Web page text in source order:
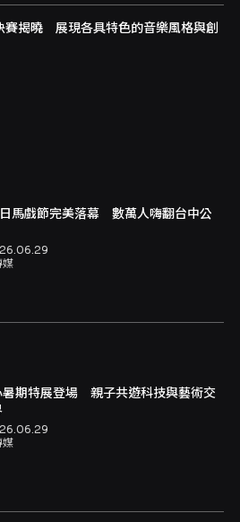
賽揭曉 展現各具特色的音樂風格與創
馬戲節完美落幕 數萬人嗨翻台中公
媒
暑期特展登場 親子共遊科技與藝術交
媒